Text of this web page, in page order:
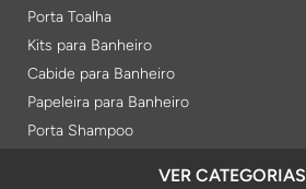
Porta Toalha
Kits para Banheiro
Cabide para Banheiro
Papeleira para Banheiro
Porta Shampoo
VER CATEGORIAS
FORMAS DE PAGAMENTO